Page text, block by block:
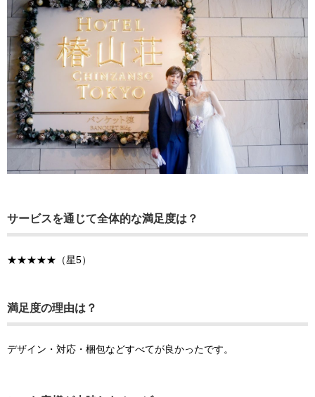
サービスを通じて全体的な満足度は？
★★★★★（星5）
満足度の理由は？
デザイン・対応・梱包などすべてが良かったです。